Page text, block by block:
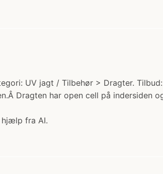
UV jagt / Tilbehør > Dragter.
Dragten har open cell på indersiden
hjælp fra AI.